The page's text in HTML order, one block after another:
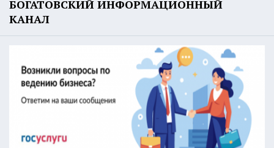
БОГАТОВСКИЙ ИНФОРМАЦИОННЫЙ
КАНАЛ